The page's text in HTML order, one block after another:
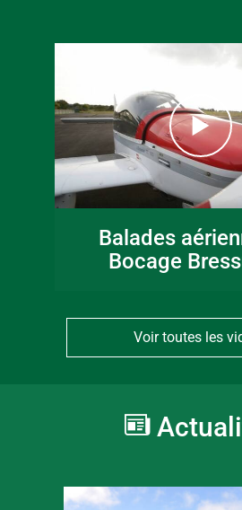
Balades
Bocage
Voir toutes les